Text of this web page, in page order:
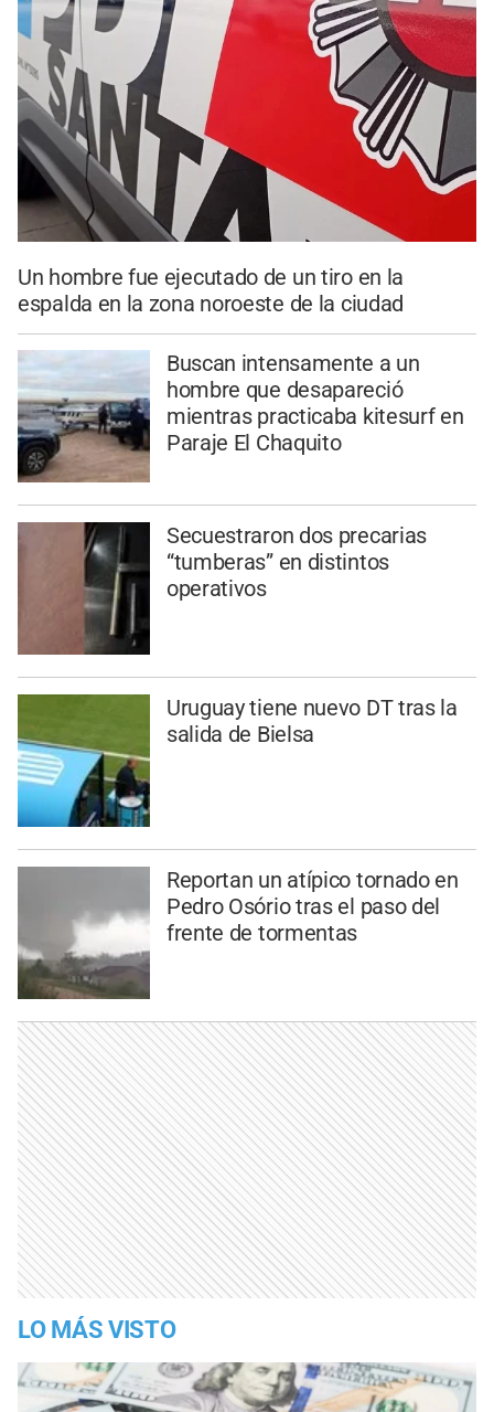
Un hombre fue ejecutado de un tiro en la
espalda en la zona noroeste de la ciudad
Buscan intensamente a un
hombre que desapareció
mientras practicaba kitesurf en
Paraje El Chaquito
Secuestraron dos precarias
“tumberas” en distintos
operativos
Uruguay tiene nuevo DT tras la
salida de Bielsa
Reportan un atípico tornado en
Pedro Osório tras el paso del
frente de tormentas
LO MÁS VISTO